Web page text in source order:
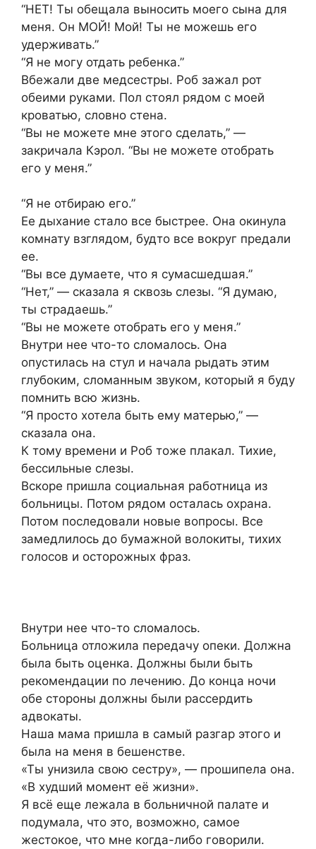
“НЕТ! Ты обещала выносить моего сына для
меня. Он МОЙ! Мой! Ты не можешь его
удерживать.”
“Я не могу отдать ребенка.”
Вбежали две медсестры. Роб зажал рот
обеими руками. Пол стоял рядом с моей
кроватью, словно стена.
“Вы не можете мне этого сделать,” —
закричала Кэрол. “Вы не можете отобрать
его у меня.”
“Я не отбираю его.”
Ее дыхание стало все быстрее. Она окинула
комнату взглядом, будто все вокруг предали
ее.
“Вы все думаете, что я сумасшедшая.”
“Нет,” — сказала я сквозь слезы. “Я думаю,
ты страдаешь.”
“Вы не можете отобрать его у меня.”
Внутри нее что-то сломалось. Она
опустилась на стул и начала рыдать этим
глубоким, сломанным звуком, который я буду
помнить всю жизнь.
“Я просто хотела быть ему матерью,” —
сказала она.
К тому времени и Роб тоже плакал. Тихие,
бессильные слезы.
Вскоре пришла социальная работница из
больницы. Потом рядом осталась охрана.
Потом последовали новые вопросы. Все
замедлилось до бумажной волокиты, тихих
голосов и осторожных фраз.
Внутри нее что-то сломалось.
Больница отложила передачу опеки. Должна
была быть оценка. Должны были быть
рекомендации по лечению. До конца ночи
обе стороны должны были рассердить
адвокаты.
Наша мама пришла в самый разгар этого и
была на меня в бешенстве.
«Ты унизила свою сестру», — прошипела она.
«В худший момент её жизни».
Я всё еще лежала в больничной палате и
подумала, что это, возможно, самое
жестокое, что мне когда-либо говорили.